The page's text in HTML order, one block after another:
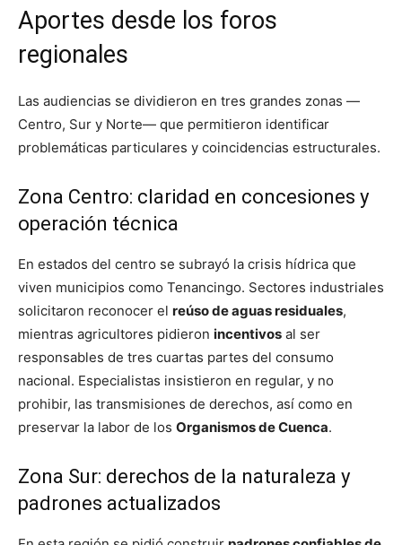
Aportes desde los foros
regionales
Las audiencias se dividieron en tres grandes zonas —
Centro, Sur y Norte— que permitieron identificar
problemáticas particulares y coincidencias estructurales.
Zona Centro: claridad en concesiones y
operación técnica
En estados del centro se subrayó la crisis hídrica que
viven municipios como Tenancingo. Sectores industriales
solicitaron reconocer el reúso de aguas residuales,
mientras agricultores pidieron incentivos al ser
responsables de tres cuartas partes del consumo
nacional. Especialistas insistieron en regular, y no
prohibir, las transmisiones de derechos, así como en
preservar la labor de los Organismos de Cuenca.
Zona Sur: derechos de la naturaleza y
padrones actualizados